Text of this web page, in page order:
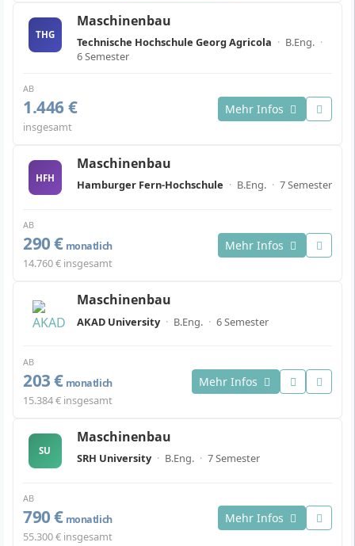
THG
Maschinenbau
Technische Hochschule Georg Agricola · B.Eng. ·
6 Semester
AB
1.446 €
insgesamt
Mehr Infos
HFH
Maschinenbau
Hamburger Fern-Hochschule · B.Eng. · 7 Semester
AB
290 € monatlich
14.760 € insgesamt
Mehr Infos
Maschinenbau
AKAD University · B.Eng. · 6 Semester
AB
203 € monatlich
15.384 € insgesamt
Mehr Infos
SU
Maschinenbau
SRH University · B.Eng. · 7 Semester
AB
790 € monatlich
55.300 € insgesamt
Mehr Infos